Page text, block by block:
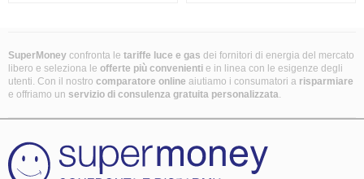
SuperMoney confronta le tariffe luce e gas dei fornitori di energia del mercato
libero e seleziona le offerte più convenienti e in linea con le esigenze degli
utenti. Con il nostro comparatore online aiutiamo i consumatori a risparmiare
e offriamo un servizio di consulenza gratuita personalizzata.